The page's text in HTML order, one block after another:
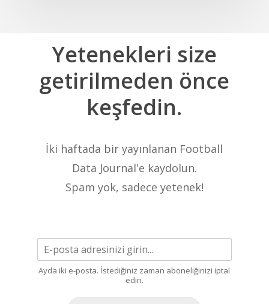
Yetenekleri size
getirilmeden önce
keşfedin.
İki haftada bir yayınlanan Football
Data Journal'e kaydolun.
Spam yok, sadece yetenek!
Ayda iki e-posta. İstediğiniz zaman aboneliğinizi iptal
edin.